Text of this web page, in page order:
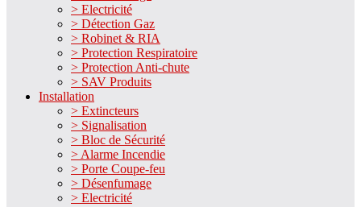
> Electricité
> Détection Gaz
> Robinet & RIA
> Protection Respiratoire
> Protection Anti-chute
> SAV Produits
Installation
> Extincteurs
> Signalisation
> Bloc de Sécurité
> Alarme Incendie
> Porte Coupe-feu
> Désenfumage
> Electricité